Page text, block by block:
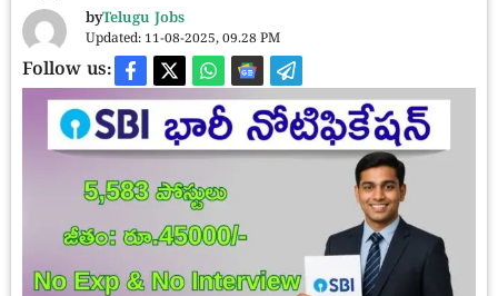
byTelugu Jobs
Updated: 11-08-2025, 09.28 PM
Follow us: